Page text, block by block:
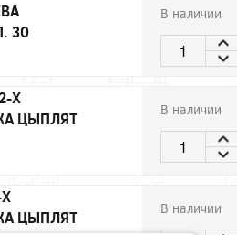
30
В наличии
Х
ЦЫПЛЯТ
В наличии
ЦЫПЛЯТ
В наличии